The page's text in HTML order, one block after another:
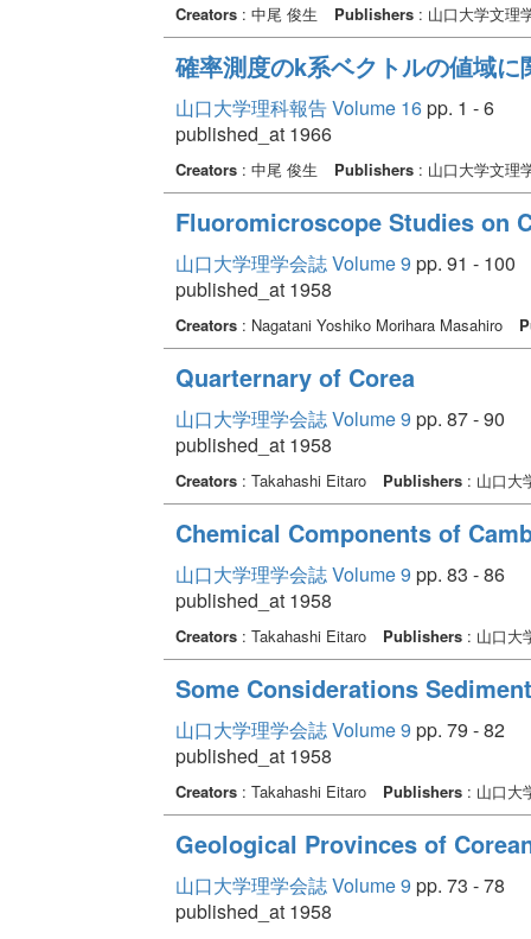
Creators: 中尾 俊生 Publishers: 山口大学文理
確率測度のk系ベクトルの値域に
山口大学理科報告 Volume 16pp. 1 - 6
published_at 1966
Creators: 中尾 俊生 Publishers: 山口大学文理
Fluoromicroscope Studies on
山口大学理学会誌 Volume 9 pp. 91 - 100
published_at 1958
Creators: Nagatani Yoshiko Morihara Masahiro
Quarternary of Corea
山口大学理学会誌 Volume 9 pp. 87 - 90
published_at 1958
Creators: Takahashi Eitaro Publishers: 山口大
Chemical Components of
山口大学理学会誌 Volume 9 pp. 83 - 86
published_at 1958
Creators: Takahashi Eitaro Publishers: 山口大
Some Considerations
山口大学理学会誌 Volume 9 pp. 79 - 82
published_at 1958
Creators: Takahashi Eitaro Publishers: 山口大
Geological Provinces of
山口大学理学会誌 Volume 9 pp. 73 - 78
published_at 1958